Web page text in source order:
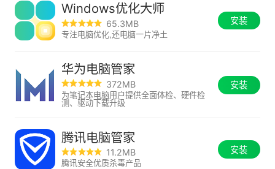
Windows优化大师
65.3MB
专注电脑优化,还电脑一片净土
安装
华为电脑管家
372MB
为笔记本电脑用户提供全面体检、硬件检
测、驱动下载升级
安装
腾讯电脑管家
11.2MB
腾讯安全优质杀毒产品
安装